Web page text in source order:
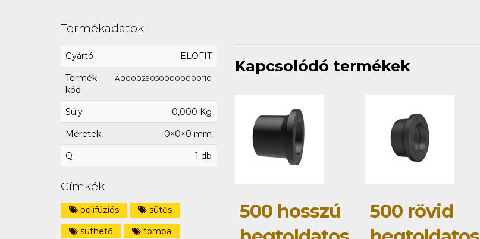
Termékadatok
Gyártó ELOFIT
Termék
kód
A0000290500000000110
Súly 0,000 Kg
Méretek 0×0×0 mm
Q 1 db
Címkék
polifúziós
sütős
süthető
tompa
Kapcsolódó termékek
500 hosszú
500 rövid